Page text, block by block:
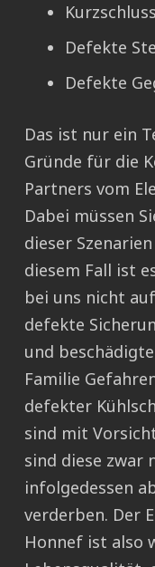
Defekte
Defekte
Das ist nur ein
Gründe für die
Partners vom
Dabei müssen
dieser
diesem Fall ist
bei uns nicht
defekte
und
Familie
defekter
sind mit
sind diese zwar
infolgedessen
verderben. Der
Honnef ist also